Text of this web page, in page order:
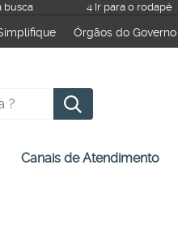
busca 4 Ir para o rodapé
Órgãos do Governo
Canais de Atendimento